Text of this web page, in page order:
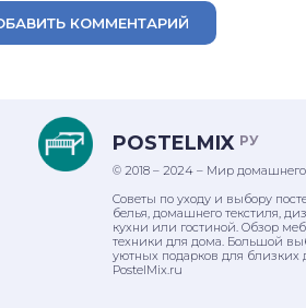
КОММЕНТАРИЙ
POSTELMIX РУ
© 2018 – 2024 – Мир
Советы по уходу и выбору
белья, домашнего текстиля,
кухни или гостиной. Обзор
техники для дома. Большой
уютных подарков для близких
PostelMix.ru